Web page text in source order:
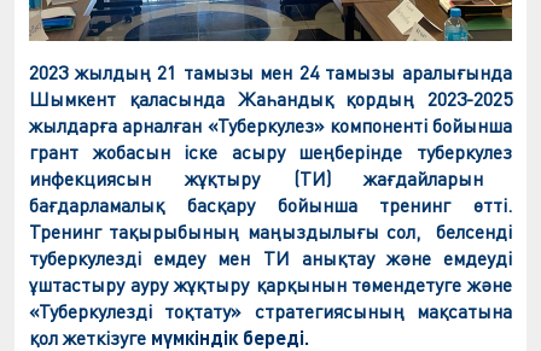
2023 жылдың 21 тамызы мен 24 тамызы аралығында
Шымкент қаласында Жаһандық қордың 2023-2025
жылдарға арналған «Туберкулез» компоненті бойынша
грант жобасын іске асыру шеңберінде туберкулез
инфекциясын жұқтыру (ТИ) жағдайларын
бағдарламалық басқару бойынша тренинг өтті.
Тренинг тақырыбының маңыздылығы сол,
белсенді
туберкулезді емдеумен ТИ анықтау және емдеуді
ұштастыру ауру жұқтыру қарқынын төмендетугежәне
«Туберкулезді тоқтату» стратегиясының мақсатына
қол жеткізуге мүмкіндік береді.